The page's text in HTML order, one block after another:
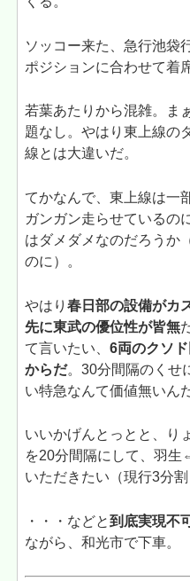
ソッコー来た、急行池袋
ポジションに合わせて着
若葉あたりから混雑。ま
題なし。やはり東上線の
線とは大違いだ。
てかなんで、東上線は一
ガンガン走らせているの
はダメダメなのだろうか
のに）。
やはり春日部の設備がカ
先に東武の優位性が皆無
て言いたい、6両のクソ
からだ。30分間隔のくせ
い特急なんて価値無いん
いいかげんとっとと、り
を20分間隔にして、羽
いただきたい（現行3分
・・・などと到底実現不
ながら、和光市で下車。